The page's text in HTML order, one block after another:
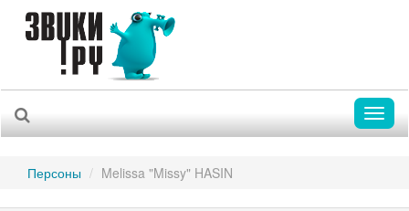
Персоны Melissa "Missy" HASIN